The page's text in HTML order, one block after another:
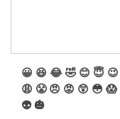
😀 😆 😂🤣 😊 😇 😉
😩 😤 😠 😡 😲 😳 😱
👽 🎃